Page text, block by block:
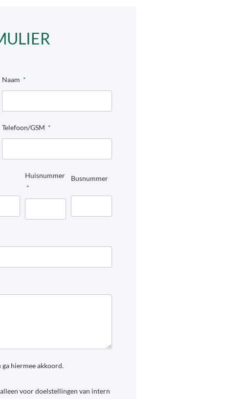
Naam
Telefoon/GSM
Huisnummer Busnummer
ga hiermee akkoord.
voor doelstellingen van intern